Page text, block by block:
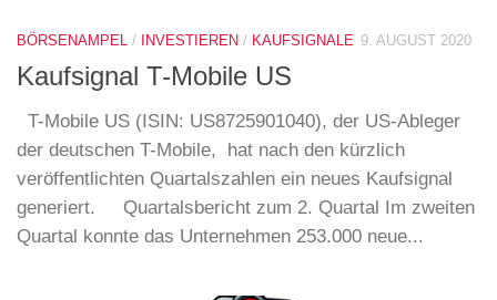
BÖRSENAMPEL / INVESTIEREN / KAUFSIGNALE 9. AUGUST 2020
Kaufsignal T-Mobile US
T-Mobile US (ISIN: US8725901040), der US-Ableger
der deutschen T-Mobile, hat nach den kürzlich
veröffentlichten Quartalszahlen ein neues Kaufsignal
generiert. Quartalsbericht zum 2. Quartal Im zweiten
Quartal konnte das Unternehmen 253.000 neue...